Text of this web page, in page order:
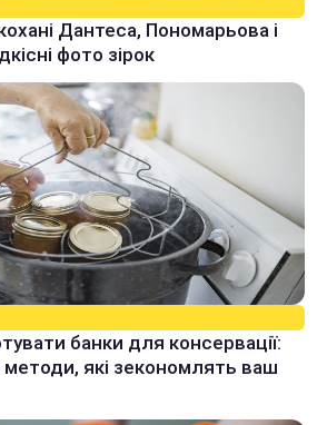
Дантеса, Пономарьова і
фото зірок
банки для консервації:
методи, які зекономлять ваш